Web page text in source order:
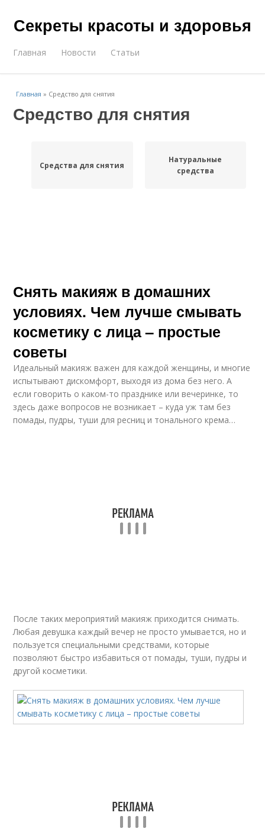
Секреты красоты и здоровья
Главная Новости Статьи
Главная » Средство для снятия
Средство для снятия
Средства для снятия
Натуральные
средства
Снять макияж в домашних
условиях. Чем лучше смывать
косметику с лица – простые
советы
Идеальный макияж важен для каждой женщины, и многие
испытывают дискомфорт, выходя из дома без него. А
если говорить о каком-то празднике или вечеринке, то
здесь даже вопросов не возникает – куда уж там без
помады, пудры, туши для ресниц и тонального крема…
После таких мероприятий макияж приходится снимать.
Любая девушка каждый вечер не просто умывается, но и
пользуется специальными средствами, которые
позволяют быстро избавиться от помады, туши, пудры и
другой косметики.